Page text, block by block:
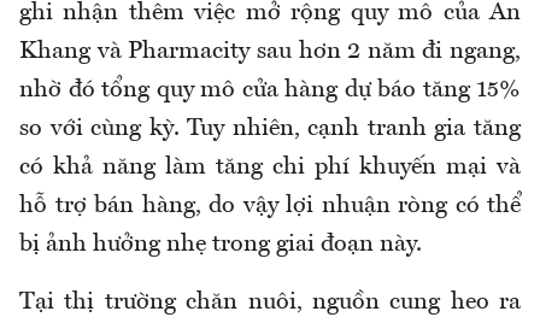
ghi nhận thêm việc mở rộng quy mô của An
Khang và Pharmacity sau hơn 2 năm đi ngang,
nhờ đó tổng quy mô cửa hàng dự báo tăng 15%
so với cùng kỳ. Tuy nhiên, cạnh tranh gia tăng
có khả năng làm tăng chi phí khuyến mại và
hỗ trợ bán hàng, do vậy lợi nhuận ròng có thể
bị ảnh hưởng nhẹ trong giai đoạn này.
Tại thị trường chăn nuôi, nguồn cung heo ra